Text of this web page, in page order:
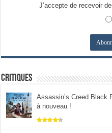
J’accepte de recevoir
Critiques
Assassin’s Creed Black
à nouveau !